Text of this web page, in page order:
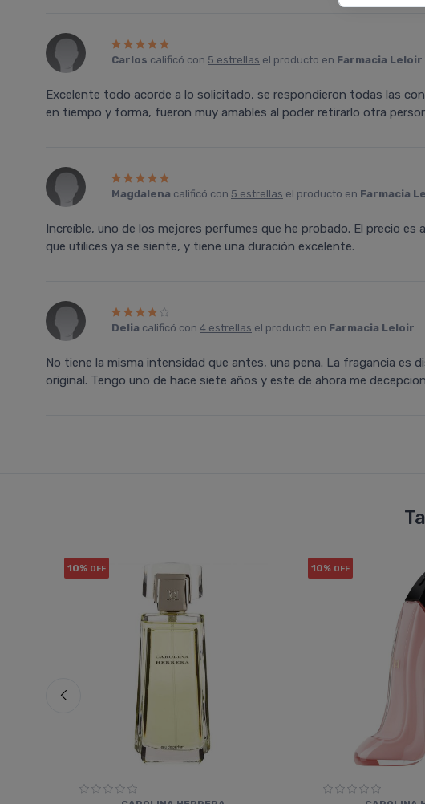
Carlos calificó con 5 estrellas el producto en Farmacia Leloir.
Excelente todo acorde a lo solicitado, se respondieron todas las
en tiempo y forma, fueron muy amables al poder retirarlo otra
Magdalena calificó con 5 estrellas el producto en Farmacia
Increíble, uno de los mejores perfumes que he probado. El precio es
que utilices ya se siente, y tiene una duración excelente.
Delia calificó con 4 estrellas el producto en Farmacia Leloir.
No tiene la misma intensidad que antes, una pena. La fragancia es
original. Tengo uno de hace siete años y este de ahora me
10% OFF 10% OFF